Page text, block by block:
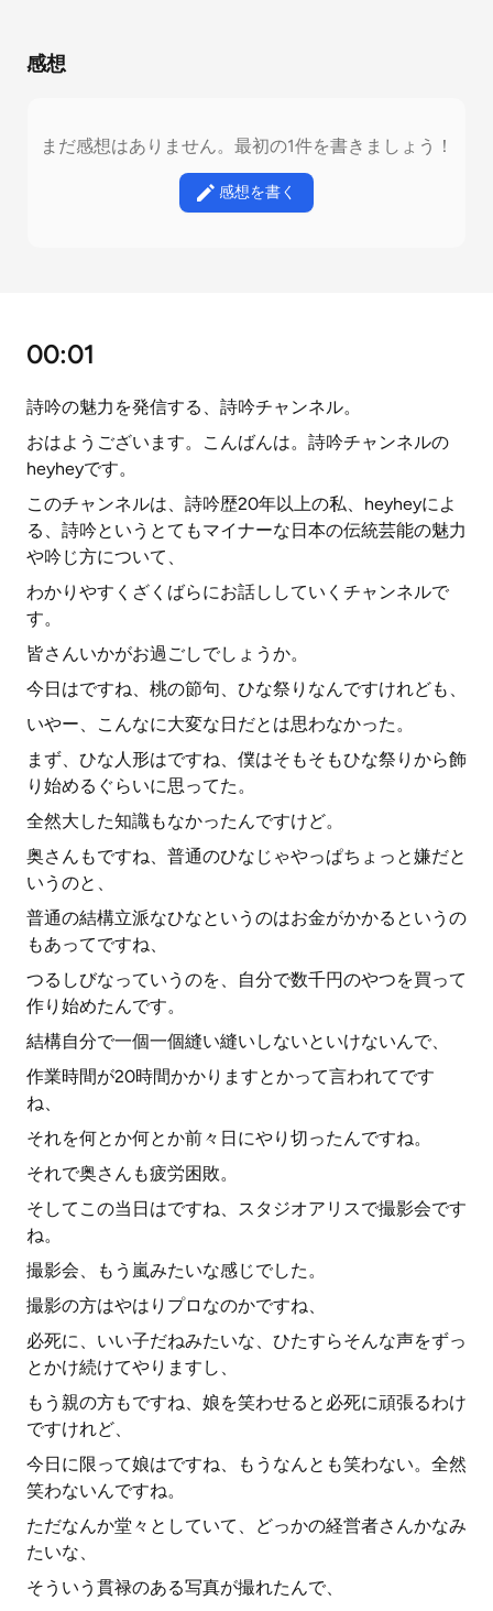
感想
まだ感想はありません。最初の1件を書きましょう！
感想を書く
00:01
詩吟の魅力を発信する、詩吟チャンネル。
おはようございます。こんばんは。詩吟チャンネルの
heyheyです。
このチャンネルは、詩吟歴20年以上の私、heyheyによ
る、詩吟というとてもマイナーな日本の伝統芸能の魅力
や吟じ方について、
わかりやすくざくばらにお話ししていくチャンネルで
す。
皆さんいかがお過ごしでしょうか。
今日はですね、桃の節句、ひな祭りなんですけれども、
いやー、こんなに大変な日だとは思わなかった。
まず、ひな人形はですね、僕はそもそもひな祭りから飾
り始めるぐらいに思ってた。
全然大した知識もなかったんですけど。
奥さんもですね、普通のひなじゃやっぱちょっと嫌だと
いうのと、
普通の結構立派なひなというのはお金がかかるというの
もあってですね、
つるしびなっていうのを、自分で数千円のやつを買って
作り始めたんです。
結構自分で一個一個縫い縫いしないといけないんで、
作業時間が20時間かかりますとかって言われてです
ね、
それを何とか何とか前々日にやり切ったんですね。
それで奥さんも疲労困敗。
そしてこの当日はですね、スタジオアリスで撮影会です
ね。
撮影会、もう嵐みたいな感じでした。
撮影の方はやはりプロなのかですね、
必死に、いい子だねみたいな、ひたすらそんな声をずっ
とかけ続けてやりますし、
もう親の方もですね、娘を笑わせると必死に頑張るわけ
ですけれど、
今日に限って娘はですね、もうなんとも笑わない。全然
笑わないんですね。
ただなんか堂々としていて、どっかの経営者さんかなみ
たいな、
そういう貫禄のある写真が撮れたんで、